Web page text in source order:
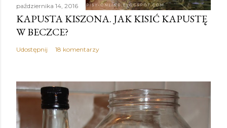
października 14, 2016
KAPUSTA KISZONA. JAK KISIĆ KAPUSTĘ
W BECZCE?
Udostępnij 18 komentarzy